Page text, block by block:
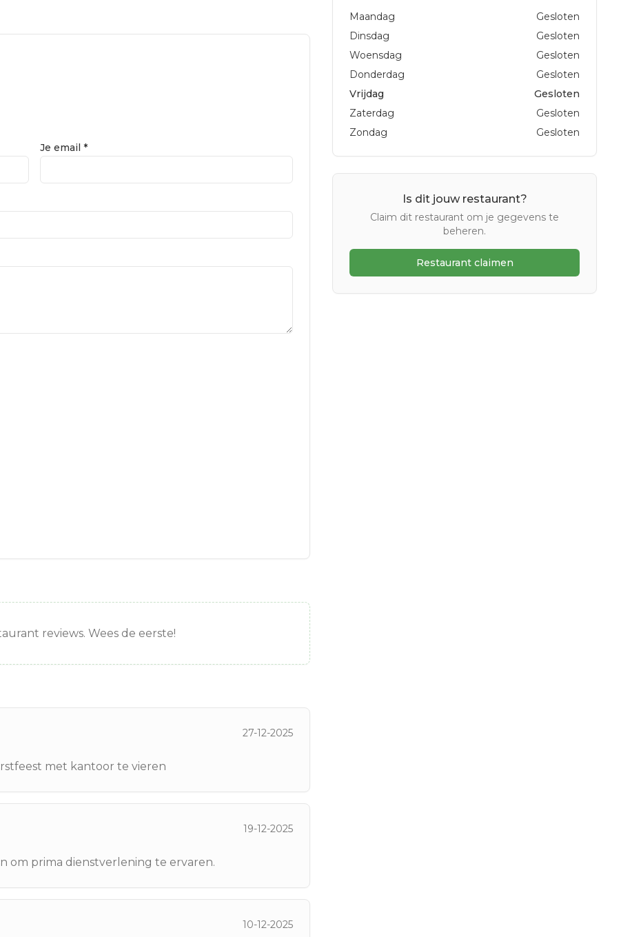
Je email *
reviews. Wees de eerste!
27-12-2025
met kantoor te vieren
19-12-2025
om prima dienstverlening te ervaren.
10-12-2025
Maandag
Gesloten
Dinsdag
Gesloten
Woensdag
Gesloten
Donderdag
Gesloten
Vrijdag
Gesloten
Zaterdag
Gesloten
Zondag
Gesloten
Is dit jouw restaurant?
Claim dit restaurant om je gegevens te
beheren.
Restaurant claimen